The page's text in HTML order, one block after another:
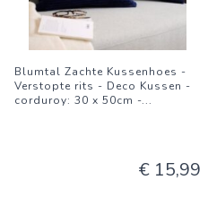
Blumtal Zachte Kussenhoes -
Verstopte rits - Deco Kussen -
corduroy: 30 x 50cm -...
€ 15,99